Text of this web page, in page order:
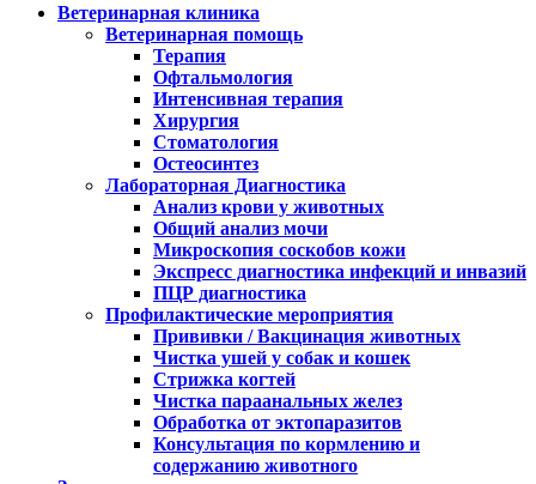
Ветеринарная клиника
Ветеринарная помощь
Терапия
Офтальмология
Интенсивная терапия
Хирургия
Стоматология
Остеосинтез
Лабораторная Диагностика
Анализ крови у животных
Общий анализ мочи
Микроскопия соскобов кожи
Экспресс диагностика инфекций и инвазий
ПЦР диагностика
Профилактические мероприятия
Прививки / Вакцинация животных
Чистка ушей у собак и кошек
Стрижка когтей
Чистка параанальных желез
Обработка от эктопаразитов
Консультация по кормлению и
содержанию животного